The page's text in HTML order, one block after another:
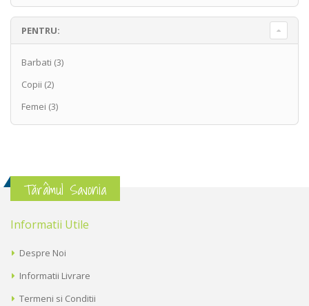
PENTRU:
Barbati (3)
Copii (2)
Femei (3)
Tărâmul Savonia
Informatii Utile
Despre Noi
Informatii Livrare
Termeni si Conditii